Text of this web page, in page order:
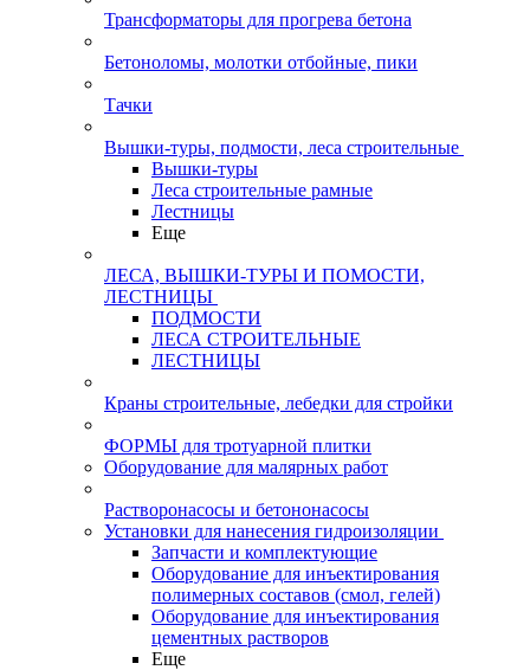
Трансформаторы для прогрева бетона
Бетоноломы, молотки отбойные, пики
Тачки
Вышки-туры, подмости, леса строительные
Вышки-туры
Леса строительные рамные
Лестницы
Еще
ЛЕСА, ВЫШКИ-ТУРЫ И ПОМОСТИ,
ЛЕСТНИЦЫ
ПОДМОСТИ
ЛЕСА СТРОИТЕЛЬНЫЕ
ЛЕСТНИЦЫ
Краны строительные, лебедки для стройки
ФОРМЫ для тротуарной плитки
Оборудование для малярных работ
Растворонасосы и бетононасосы
Установки для нанесения гидроизоляции
Запчасти и комплектующие
Оборудование для инъектирования
полимерных составов (смол, гелей)
Оборудование для инъектирования
цементных растворов
Еще